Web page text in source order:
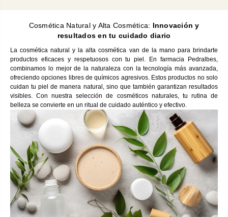
Cosmética Natural y Alta Cosmética: Innovación y
resultados en tu cuidado diario
La cosmética natural y la alta cosmética van de la mano para brindarte
productos eficaces y respetuosos con tu piel. En farmacia Pedralbes,
combinamos lo mejor de la naturaleza con la tecnología más avanzada,
ofreciendo opciones libres de químicos agresivos. Estos productos no solo
cuidan tu piel de manera natural, sino que también garantizan resultados
visibles. Con nuestra selección de cosméticos naturales, tu rutina de
belleza se convierte en un ritual de cuidado auténtico y efectivo.